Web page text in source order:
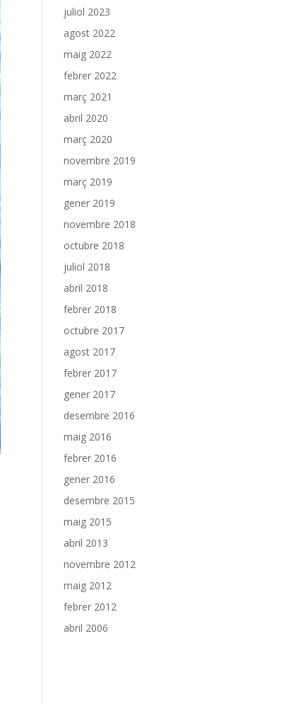
juliol 2023
agost 2022
maig 2022
febrer 2022
març 2021
abril 2020
març 2020
novembre 2019
març 2019
gener 2019
novembre 2018
octubre 2018
juliol 2018
abril 2018
febrer 2018
octubre 2017
agost 2017
febrer 2017
gener 2017
desembre 2016
maig 2016
febrer 2016
gener 2016
desembre 2015
maig 2015
abril 2013
novembre 2012
maig 2012
febrer 2012
abril 2006